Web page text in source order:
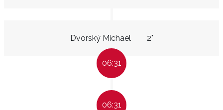
Dvorský Michael 2"
06:31
06:31